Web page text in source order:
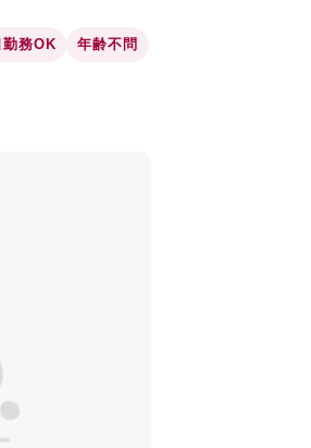
勤務OK 年齢不問